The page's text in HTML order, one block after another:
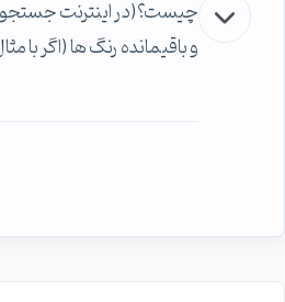
چیست؟(در اینترنت جستجو
و باقیمانده رنگ ها (اگر